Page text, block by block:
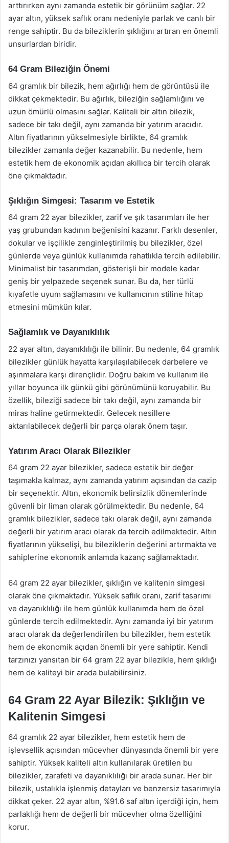
arttırırken aynı zamanda estetik bir görünüm sağlar. 22
ayar altın, yüksek saflık oranı nedeniyle parlak ve canlı bir
renge sahiptir. Bu da bileziklerin şıklığını artıran en önemli
unsurlardan biridir.
64 Gram Bileziğin Önemi
64 gramlık bir bilezik, hem ağırlığı hem de görüntüsü ile
dikkat çekmektedir. Bu ağırlık, bileziğin sağlamlığını ve
uzun ömürlü olmasını sağlar. Kaliteli bir altın bilezik,
sadece bir takı değil, aynı zamanda bir yatırım aracıdır.
Altın fiyatlarının yükselmesiyle birlikte, 64 gramlık
bilezikler zamanla değer kazanabilir. Bu nedenle, hem
estetik hem de ekonomik açıdan akıllıca bir tercih olarak
öne çıkmaktadır.
Şıklığın Simgesi: Tasarım ve Estetik
64 gram 22 ayar bilezikler, zarif ve şık tasarımları ile her
yaş grubundan kadının beğenisini kazanır. Farklı desenler,
dokular ve işçilikle zenginleştirilmiş bu bilezikler, özel
günlerde veya günlük kullanımda rahatlıkla tercih edilebilir.
Minimalist bir tasarımdan, gösterişli bir modele kadar
geniş bir yelpazede seçenek sunar. Bu da, her türlü
kıyafetle uyum sağlamasını ve kullanıcının stiline hitap
etmesini mümkün kılar.
Sağlamlık ve Dayanıklılık
22 ayar altın, dayanıklılığı ile bilinir. Bu nedenle, 64 gramlık
bilezikler günlük hayatta karşılaşılabilecek darbelere ve
aşınmalara karşı dirençlidir. Doğru bakım ve kullanım ile
yıllar boyunca ilk günkü gibi görünümünü koruyabilir. Bu
özellik, bileziği sadece bir takı değil, aynı zamanda bir
miras haline getirmektedir. Gelecek nesillere
aktarılabilecek değerli bir parça olarak önem taşır.
Yatırım Aracı Olarak Bilezikler
64 gram 22 ayar bilezikler, sadece estetik bir değer
taşımakla kalmaz, aynı zamanda yatırım açısından da cazip
bir seçenektir. Altın, ekonomik belirsizlik dönemlerinde
güvenli bir liman olarak görülmektedir. Bu nedenle, 64
gramlık bilezikler, sadece takı olarak değil, aynı zamanda
değerli bir yatırım aracı olarak da tercih edilmektedir. Altın
fiyatlarının yükselişi, bu bileziklerin değerini artırmakta ve
sahiplerine ekonomik anlamda kazanç sağlamaktadır.
64 gram 22 ayar bilezikler, şıklığın ve kalitenin simgesi
olarak öne çıkmaktadır. Yüksek saflık oranı, zarif tasarımı
ve dayanıklılığı ile hem günlük kullanımda hem de özel
günlerde tercih edilmektedir. Aynı zamanda iyi bir yatırım
aracı olarak da değerlendirilen bu bilezikler, hem estetik
hem de ekonomik açıdan önemli bir yere sahiptir. Kendi
tarzınızı yansıtan bir 64 gram 22 ayar bilezikle, hem şıklığı
hem de kaliteyi bir arada bulabilirsiniz.
64 Gram 22 Ayar Bilezik: Şıklığın ve
Kalitenin Simgesi
64 gramlık 22 ayar bilezikler, hem estetik hem de
işlevsellik açısından mücevher dünyasında önemli bir yere
sahiptir. Yüksek kaliteli altın kullanılarak üretilen bu
bilezikler, zarafeti ve dayanıklılığı bir arada sunar. Her bir
bilezik, ustalıkla işlenmiş detayları ve benzersiz tasarımıyla
dikkat çeker. 22 ayar altın, %91.6 saf altın içerdiği için, hem
parlaklığı hem de değerli bir mücevher olma özelliğini
korur.